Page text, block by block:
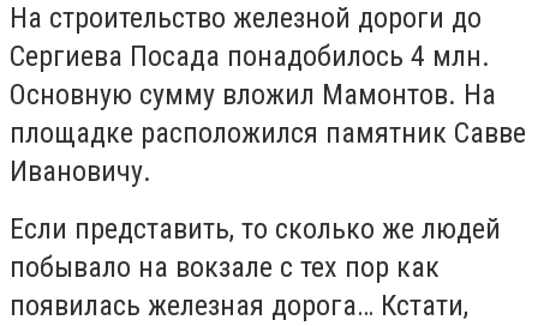
На строительство железной дороги до
Сергиева Посада понадобилось 4 млн.
Основную сумму вложил Мамонтов. На
площадке расположился памятник Савве
Ивановичу.
Если представить, то сколько же людей
побывало на вокзале с тех пор как
появилась железная дорога… Кстати,